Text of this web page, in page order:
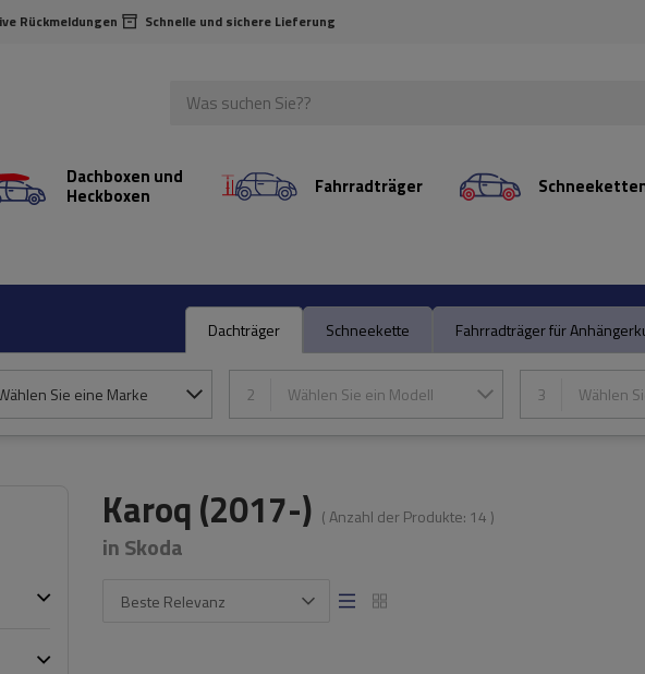
Rückmeldungen Schnelle und sichere Lieferung
Dachboxen und
Heckboxen Fahrradträger
Dachträger Schneekette Fahrradträger für
Sie eine Marke 2 Wählen Sie ein Modell 3 Wählen
Karoq (2017-) ( Anzahl der Produkte: 14 )
in Skoda
Beste Relevanz